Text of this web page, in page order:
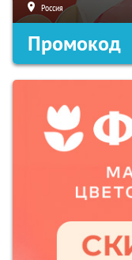
Россия
Промокод